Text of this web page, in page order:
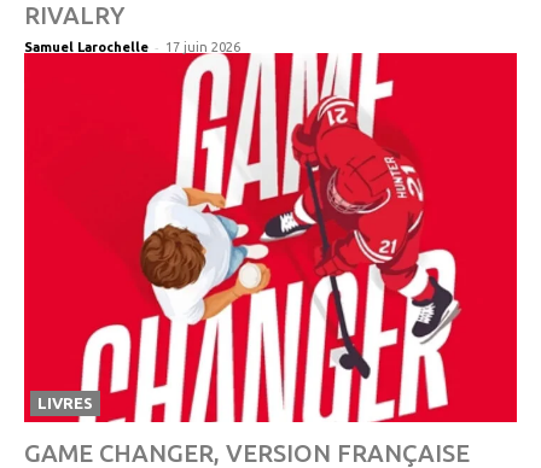
RIVALRY
Samuel Larochelle - 17 juin 2026
LIVRES
GAME CHANGER, VERSION FRANÇAISE